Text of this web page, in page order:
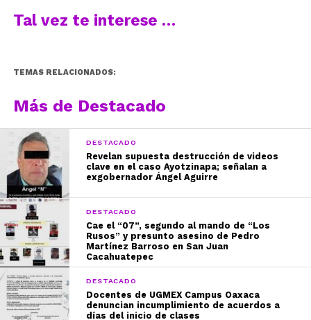
Tal vez te interese …
TEMAS RELACIONADOS:
Más de Destacado
DESTACADO
Revelan supuesta destrucción de videos
clave en el caso Ayotzinapa; señalan a
exgobernador Ángel Aguirre
DESTACADO
Cae el “07”, segundo al mando de “Los
Rusos” y presunto asesino de Pedro
Martínez Barroso en San Juan
Cacahuatepec
DESTACADO
Docentes de UGMEX Campus Oaxaca
denuncian incumplimiento de acuerdos a
días del inicio de clases